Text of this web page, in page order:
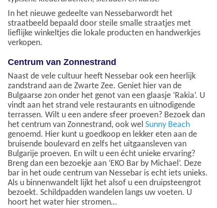
In het nieuwe gedeelte van Nessebarwordt het
straatbeeld bepaald door steile smalle straatjes met
lieflijke winkeltjes die lokale producten en handwerkjes
verkopen.
Centrum van Zonnestrand
Naast de vele cultuur heeft Nessebar ook een heerlijk
zandstrand aan de Zwarte Zee. Geniet hier van de
Bulgaarse zon onder het genot van een glaasje ‘Rakia’. U
vindt aan het strand vele restaurants en uitnodigende
terrassen. Wilt u een andere sfeer proeven? Bezoek dan
het centrum van Zonnestrand, ook wel Sunny Beach
genoemd. Hier kunt u goedkoop en lekker eten aan de
bruisende boulevard en zelfs het uitgaansleven van
Bulgarije proeven. En wilt u een écht unieke ervaring?
Breng dan een bezoekje aan ‘EKO Bar by Michael’. Deze
bar in het oude centrum van Nessebar is echt iets unieks.
Als u binnenwandelt lijkt het alsof u een druipsteengrot
bezoekt. Schildpadden wandelen langs uw voeten. U
hoort het water hier stromen…